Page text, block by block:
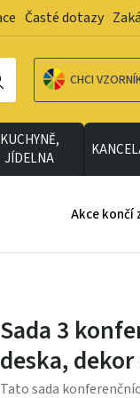
Časté dotazy
CHCI
KUCHYNĚ,
JÍDELNA
Akce končí
Sada 3
deska,
Tato sada